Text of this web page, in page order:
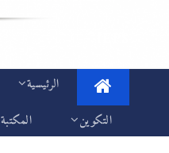
الرئيسية
التكوين
المكتبة